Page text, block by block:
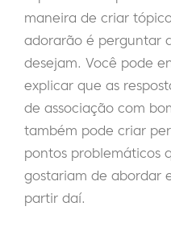
maneira de criar
adorarão é perguntar
desejam. Você pode
explicar que as
de associação com
também pode criar
pontos problemáticos
gostariam de abordar
partir daí.